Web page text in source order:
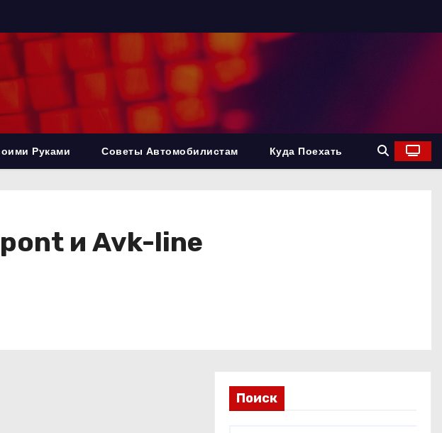
Руками Советы Автомобилистам Куда Поехать
и Avk-line
Поиск